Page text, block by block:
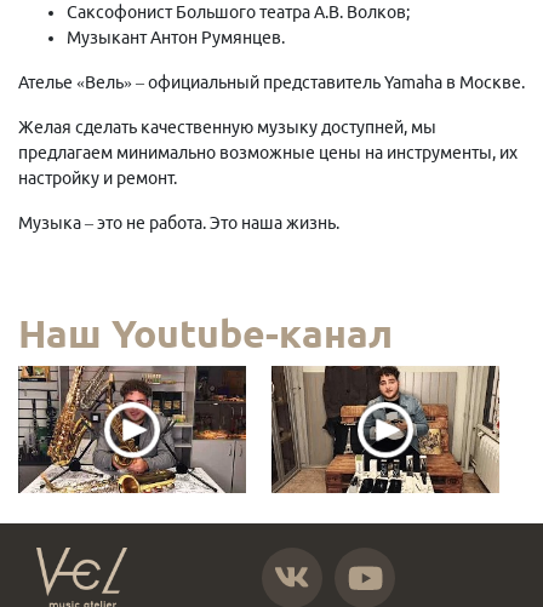
Саксофонист Большого театра А.В. Волков;
Музыкант Антон Румянцев.
Ателье «Вель» – официальный представитель Yamaha в Москве.
Желая сделать качественную музыку доступней, мы
предлагаем минимально возможные цены на инструменты, их
настройку и ремонт.
Музыка – это не работа. Это наша жизнь.
Наш Youtube-канал